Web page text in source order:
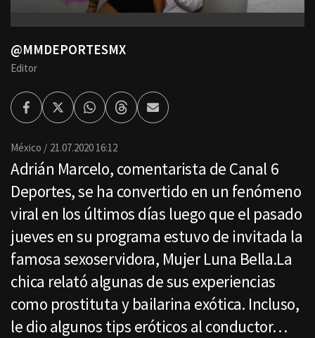
@MMDEPORTESMX
Editor
FacebookTwitterWhatsappThreadsEnviar
por
México 21.07.2020 16:12
Adrián Marcelo, comentarista de Canal 6
Deportes, se ha convertido en un fenómeno
viral en los últimos días luego que el pasado
jueves en su programa estuvo de invitada la
famosa sexoservidora, Mujer Luna Bella.La
chica relató algunas de sus experiencias
como prostituta y bailarina exótica. Incluso,
le dio algunos tips eróticos al conductor…